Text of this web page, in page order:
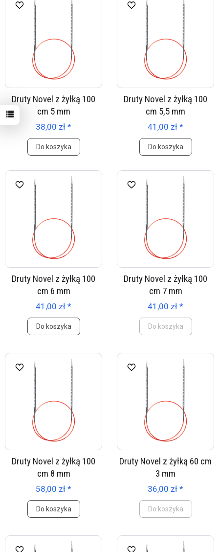
Druty Novel z żyłką 100
cm 5 mm
38,00 zł *
Do koszyka
Druty Novel z żyłką 100
cm 5,5 mm
41,00 zł *
Do koszyka
Druty Novel z żyłką 100
cm 6 mm
41,00 zł *
Do koszyka
Druty Novel z żyłką 100
cm 7 mm
41,00 zł *
Do koszyka
Druty Novel z żyłką 100
cm 8 mm
58,00 zł *
Do koszyka
Druty Novel z żyłką 60 cm
3 mm
36,00 zł *
Do koszyka